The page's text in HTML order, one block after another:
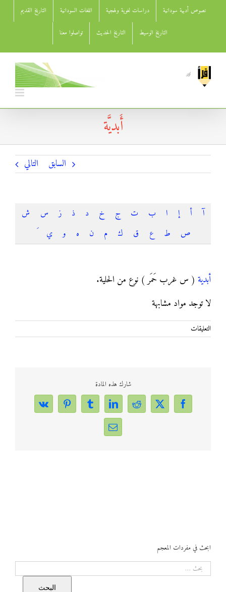
نصوص أدبية سودانية دراسات لغوية ولهجية اللغات السودانية التاريخ القديم
التاريخ الوسيط التاريخ الحديث تواصلوا معنا
أَبديَّة
السابق التالي
آ أ إ ا ب ت ج خ د ذ ز س
ش
ص
ط ع ق ك م ن ه و ي
أبدية ( س غرب حَمَر ) نوع من الحلية.
لا توجد مواد مشابهة
التعليقات
أَبديَّة
شارك هذه المادة
Facebook
X
Reddit
LinkedIn
Tumblr
Pinterest
Vk
Email
ابحث في مفردات المعجم
البحث
البحث